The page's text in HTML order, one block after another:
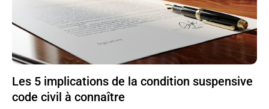
Les 5 implications de la condition suspensive
code civil à connaître